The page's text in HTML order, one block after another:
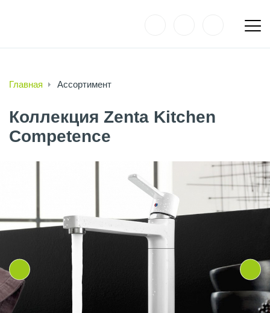
Главная Ассортимент
Коллекция Zenta Kitchen
Competence